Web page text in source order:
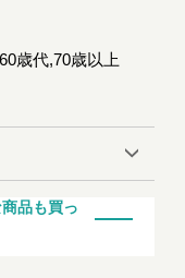
歳代,70歳以上
品も買っ